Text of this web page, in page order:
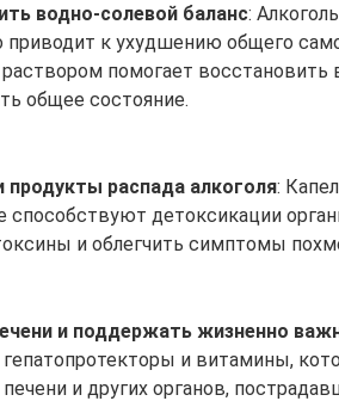
водно-солевой баланс:
приводит к ухудшению общего
помогает восстановить
общее состояние.
распада алкоголя:
способствуют детоксикации
и облегчить симптомы
и поддержать жизненно
и витамины,
и других органов,